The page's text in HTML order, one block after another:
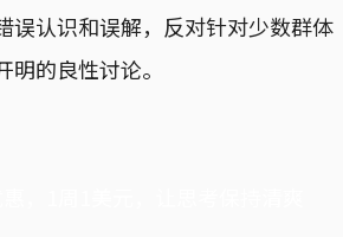
误认识和误解，反对针对少数群体
的良性讨论。